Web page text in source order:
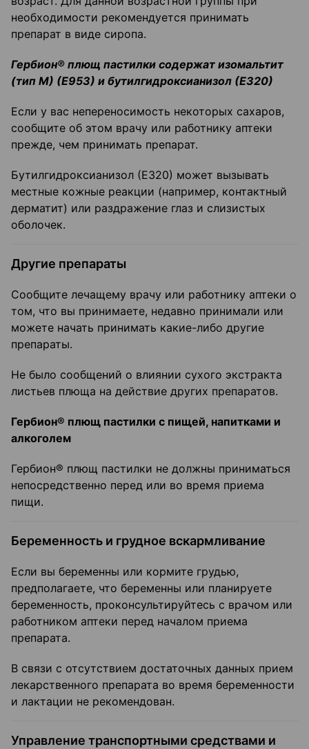
необходимости рекомендуется принимать
препарат в виде сиропа.
Гербион® плющ пастилки содержат изомальтит
(тип М) (Е953) и бутилгидроксианизол (Е320)
Если у вас непереносимость некоторых сахаров,
сообщите об этом врачу или работнику аптеки
прежде, чем принимать препарат.
Бутилгидроксианизол (Е320) может вызывать
местные кожные реакции (например, контактный
дерматит) или раздражение глаз и слизистых
оболочек.
Другие препараты
Сообщите лечащему врачу или работнику аптеки о
том, что вы принимаете, недавно принимали или
можете начать принимать какие-либо другие
препараты.
Не было сообщений о влиянии сухого экстракта
листьев плюща на действие других препаратов.
Гербион® плющ пастилки с пищей, напитками и
алкоголем
Гербион® плющ пастилки не должны приниматься
непосредственно перед или во время приема
пищи.
Беременность и грудное вскармливание
Если вы беременны или кормите грудью,
предполагаете, что беременны или планируете
беременность, проконсультируйтесь с врачом или
работником аптеки перед началом приема
препарата.
В связи с отсутствием достаточных данных прием
лекарственного препарата во время беременности
и лактации не рекомендован.
Управление транспортными средствами и